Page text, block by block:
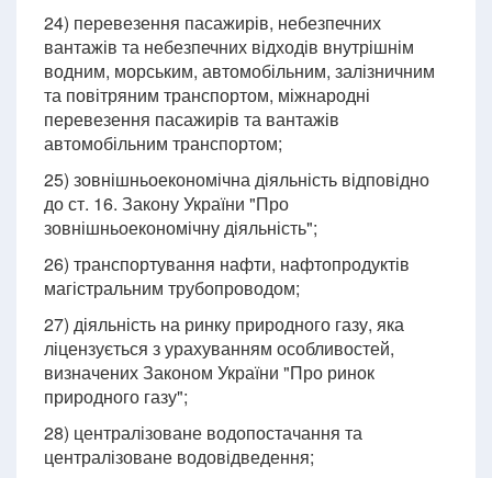
24) перевезення пасажирів, небезпечних
вантажів та небезпечних відходів внутрішнім
водним, морським, автомобільним, залізничним
та повітряним транспортом, міжнародні
перевезення пасажирів та вантажів
автомобільним транспортом;
25) зовнішньоекономічна діяльність відповідно
до ст. 16. Закону України "Про
зовнішньоекономічну діяльність";
26) транспортування нафти, нафтопродуктів
магістральним трубопроводом;
27) діяльність на ринку природного газу, яка
ліцензується з урахуванням особливостей,
визначених Законом України "Про ринок
природного газу";
28) централізоване водопостачання та
централізоване водовідведення;